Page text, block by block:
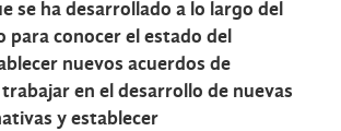
se ha desarrollado a lo largo del
para conocer el estado del
nuevos acuerdos de
en el desarrollo de nuevas
y establecer